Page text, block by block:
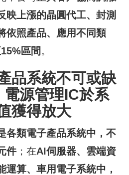
映上漲的晶圓代工、封測
依照產品、應用不同類
15%區間 。
品系統不可或缺
電源管理IC於系
獲得放大
各類電子產品系統中，不
件；在AI伺服器、雲端資
運算、車用電子系統中，